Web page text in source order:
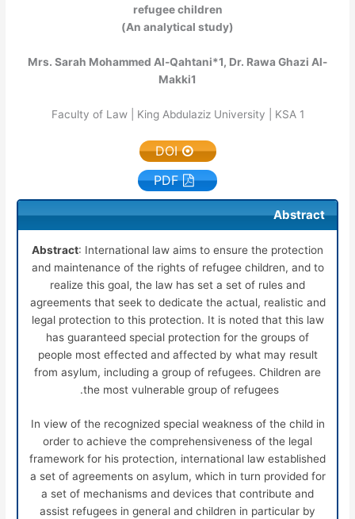
refugee children
(An analytical study)
Mrs. Sarah Mohammed Al-Qahtani*1, Dr. Rawa Ghazi Al-
Makki1
1
Faculty of Law | King Abdulaziz University | KSA
DOI
PDF
Abstract
Abstract: International law aims to ensure the protection
and maintenance of the rights of refugee children, and to
realize this goal, the law has set a set of rules and
agreements that seek to dedicate the actual, realistic and
legal protection to this protection. It is noted that this law
has guaranteed special protection for the groups of
people most effected and affected by what may result
from asylum, including a group of refugees. Children are
the most vulnerable group of refugees.
In view of the recognized special weakness of the child in
order to achieve the comprehensiveness of the legal
framework for his protection, international law established
a set of agreements on asylum, which in turn provided for
a set of mechanisms and devices that contribute and
assist refugees in general and children in particular by